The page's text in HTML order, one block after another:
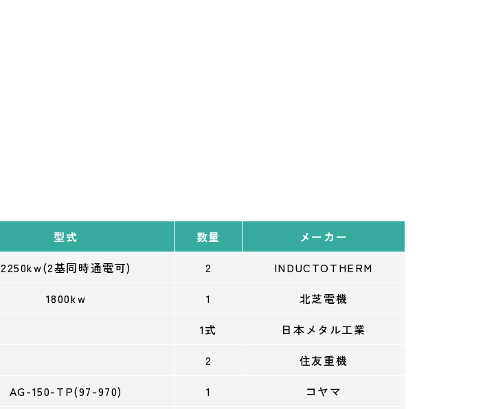
型式 数量
メーカー
2250kw(2基同時通電可) 2
INDUCTOTHERM
1800kw 1
北芝電機
1式
日本メタル工業
2
住友重機
AG-150-TP(97-970) 1 コヤマ